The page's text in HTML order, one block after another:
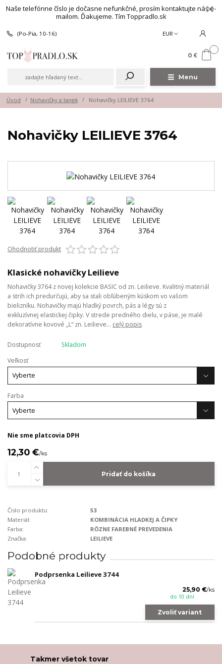
Naše telefónne číslo je dočasne nefunkčné, prosím kontaktujte nás e-
mailom. Ďakujeme. Tím Toppradlo.sk
Menu
EUR
(Po-Pia, 10-16)
0 €
Úvod Nohavičky a tangá Nohavičky LEILIEVE 3764
Nohavičky LEILIEVE 3764
Ohodnotiť produkt
Klasické nohavičky Leilieve
Nohavičky 3764 z novej kolekcie BASIC od zn. Leilieve. Kvalitný materiál
a strih ich predurčujú, aby sa stali obľúbeným kúskom vo vašom
bielizníku. Nohavičky majú hladký povrch, pás a légy sú z
exkluzívnej elastickej čipky. V strede predného dielu, v páse, je malé
dekoratívne kovové „L“ zn. Leilieve... celý popis
Dostupnosť
Skladom
Veľkosť
Farba
Nie sme platcovia DPH
12,30 €/ks
Pridať do košíka
Číslo produktu:
53
Materiál:
KOMBINÁCIA HLADKEJ A ČIPKY
Farba:
RÔZNE FAREBNÉ PREVEDENIA
Značka:
LEILIEVE
Podobné produkty
Podprsenka Leilieve 3744
25,90 €/ks
do 10 dní
Zvoliť variant
Takmer všetok tovar